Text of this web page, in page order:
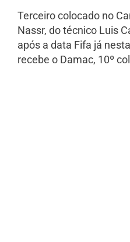
Terceiro colocado no
Nassr, do técnico Luis
após a data Fifa já
recebe o Damac, 10º